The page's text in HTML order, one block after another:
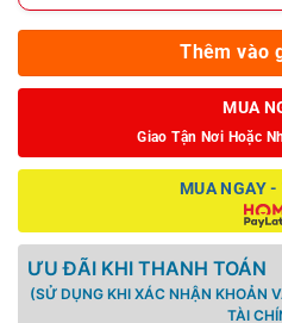
Thêm vào
MUA
Giao Tận Nơi Hoặc
MUA NGAY
ƯU ĐÃI KHI THANH TOÁN
(SỬ DỤNG KHI XÁC NHẬN KHOẢN
TÀI